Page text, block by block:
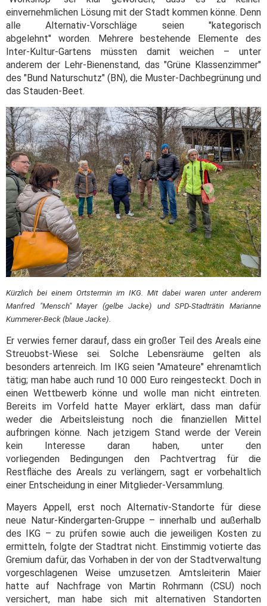
einvernehmlichen Lösung mit der Stadt kommen könne. Denn
alle Alternativ-Vorschläge seien "kategorisch
abgelehnt" worden. Mehrere bestehende Elemente des
Inter-Kultur-Gartens müssten damit weichen – unter
anderem der Lehr-Bienenstand, das "Grüne Klassenzimmer"
des "Bund Naturschutz" (BN), die Muster-Dachbegrünung und
das Stauden-Beet.
Kürzlich bei einem Ortstermin im IKG. Mit dabei waren unter anderem
Manfred "Mensch" Mayer (gelbe Jacke) und SPD-Stadträtin Marianne
Kummerer-Beck (blaue Jacke).
Er verwies ferner darauf, dass ein großer Teil des Areals eine
Streuobst-Wiese sei. Solche Lebensräume gelten als
besonders artenreich. Im IKG seien "Amateure" ehrenamtlich
tätig; man habe auch rund 10 000 Euro reingesteckt. Doch in
einen Wettbewerb könne und wolle man nicht eintreten.
Bereits im Vorfeld hatte Mayer erklärt, dass man dafür
weder die Arbeitsleistung noch die finanziellen Mittel
aufbringen könne. Nach jetzigem Stand werde der Verein
kein Interesse daran haben, unter den
vorliegenden Bedingungen den Pachtvertrag für die
Restfläche des Areals zu verlängern, sagt er vorbehaltlich
einer Entscheidung in einer Mitglieder-Versammlung.
Mayers Appell, erst noch Alternativ-Standorte für diese
neue Natur-Kindergarten-Gruppe – innerhalb und außerhalb
des IKG – zu prüfen sowie auch die jeweiligen Kosten zu
ermitteln, folgte der Stadtrat nicht. Einstimmig votierte das
Gremium dafür, das Vorhaben in der von der Stadtverwaltung
vorgeschlagenen Weise umzusetzen. Amtsleiterin Maier
hatte auf Nachfrage von Martin Rohrmann (CSU) noch
versichert, man habe sich mit alternativen Standorten